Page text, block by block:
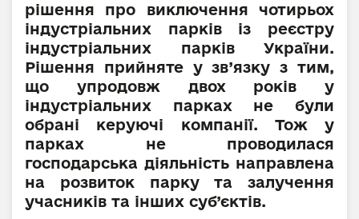
рішення про виключення чотирьох
індустріальних парків із реєстру
індустріальних парків України.
Рішення прийняте у зв’язку з тим,
що упродовж двох років у
індустріальних парках не були
обрані керуючі компанії. Тож у
парках не проводилася
господарська діяльність направлена
на розвиток парку та залучення
учасників та інших суб’єктів.